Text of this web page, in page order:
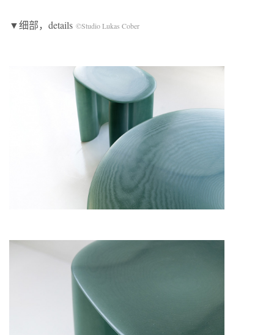
▼细部，details ©Studio Lukas Cober